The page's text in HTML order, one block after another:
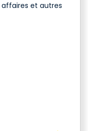
affaires et autres